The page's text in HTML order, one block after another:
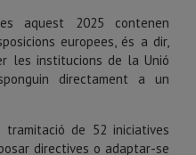
aquest 2025 contenen
europees, és a dir,
les institucions de la Unió
directament a un
de 52 iniciatives
directives o adaptar-se